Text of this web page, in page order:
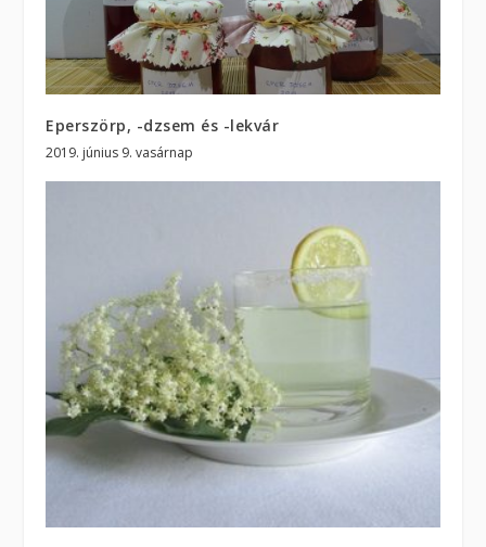
Eperszörp, -dzsem és -lekvár
2019. június 9. vasárnap